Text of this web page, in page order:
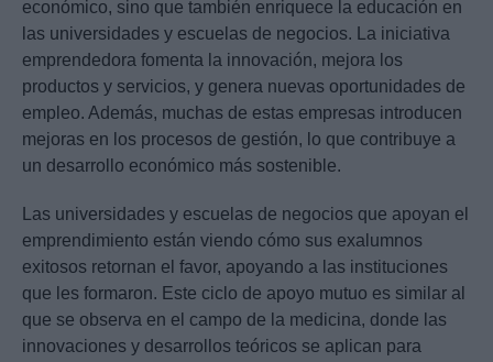
económico, sino que también enriquece la educación en
las universidades y escuelas de negocios. La iniciativa
emprendedora fomenta la innovación, mejora los
productos y servicios, y genera nuevas oportunidades de
empleo. Además, muchas de estas empresas introducen
mejoras en los procesos de gestión, lo que contribuye a
un desarrollo económico más sostenible.
Las universidades y escuelas de negocios que apoyan el
emprendimiento están viendo cómo sus exalumnos
exitosos retornan el favor, apoyando a las instituciones
que les formaron. Este ciclo de apoyo mutuo es similar al
que se observa en el campo de la medicina, donde las
innovaciones y desarrollos teóricos se aplican para